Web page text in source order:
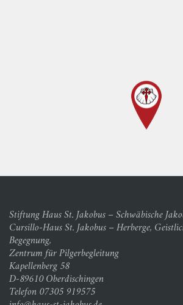
Stiftung Haus St. Jakobus – Schwäbische
Cursillo-Haus St. Jakobus – Herberge,
Begegnung,
Zentrum für Pilgerbegleitung
Kapellenberg 58
D-89610 Oberdischingen
Telefon 07305 919575